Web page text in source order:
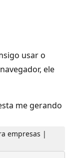
usar o
ele
me gerando
empresas |